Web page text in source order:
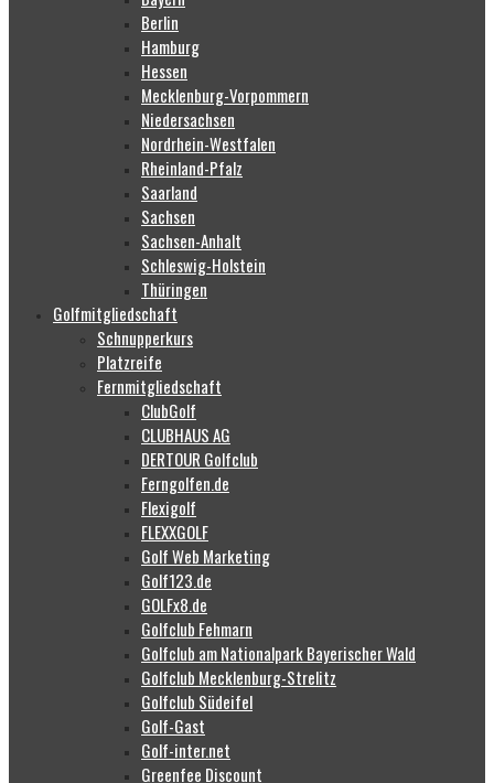
Berlin
Hamburg
Hessen
Mecklenburg-Vorpommern
Niedersachsen
Nordrhein-Westfalen
Rheinland-Pfalz
Saarland
Sachsen
Sachsen-Anhalt
Schleswig-Holstein
Thüringen
Golfmitgliedschaft
Schnupperkurs
Platzreife
Fernmitgliedschaft
ClubGolf
CLUBHAUS AG
DERTOUR Golfclub
Ferngolfen.de
Flexigolf
FLEXXGOLF
Golf Web Marketing
Golf123.de
GOLFx8.de
Golfclub Fehmarn
Golfclub am Nationalpark Bayerischer Wald
Golfclub Mecklenburg-Strelitz
Golfclub Südeifel
Golf-Gast
Golf-inter.net
Greenfee Discount